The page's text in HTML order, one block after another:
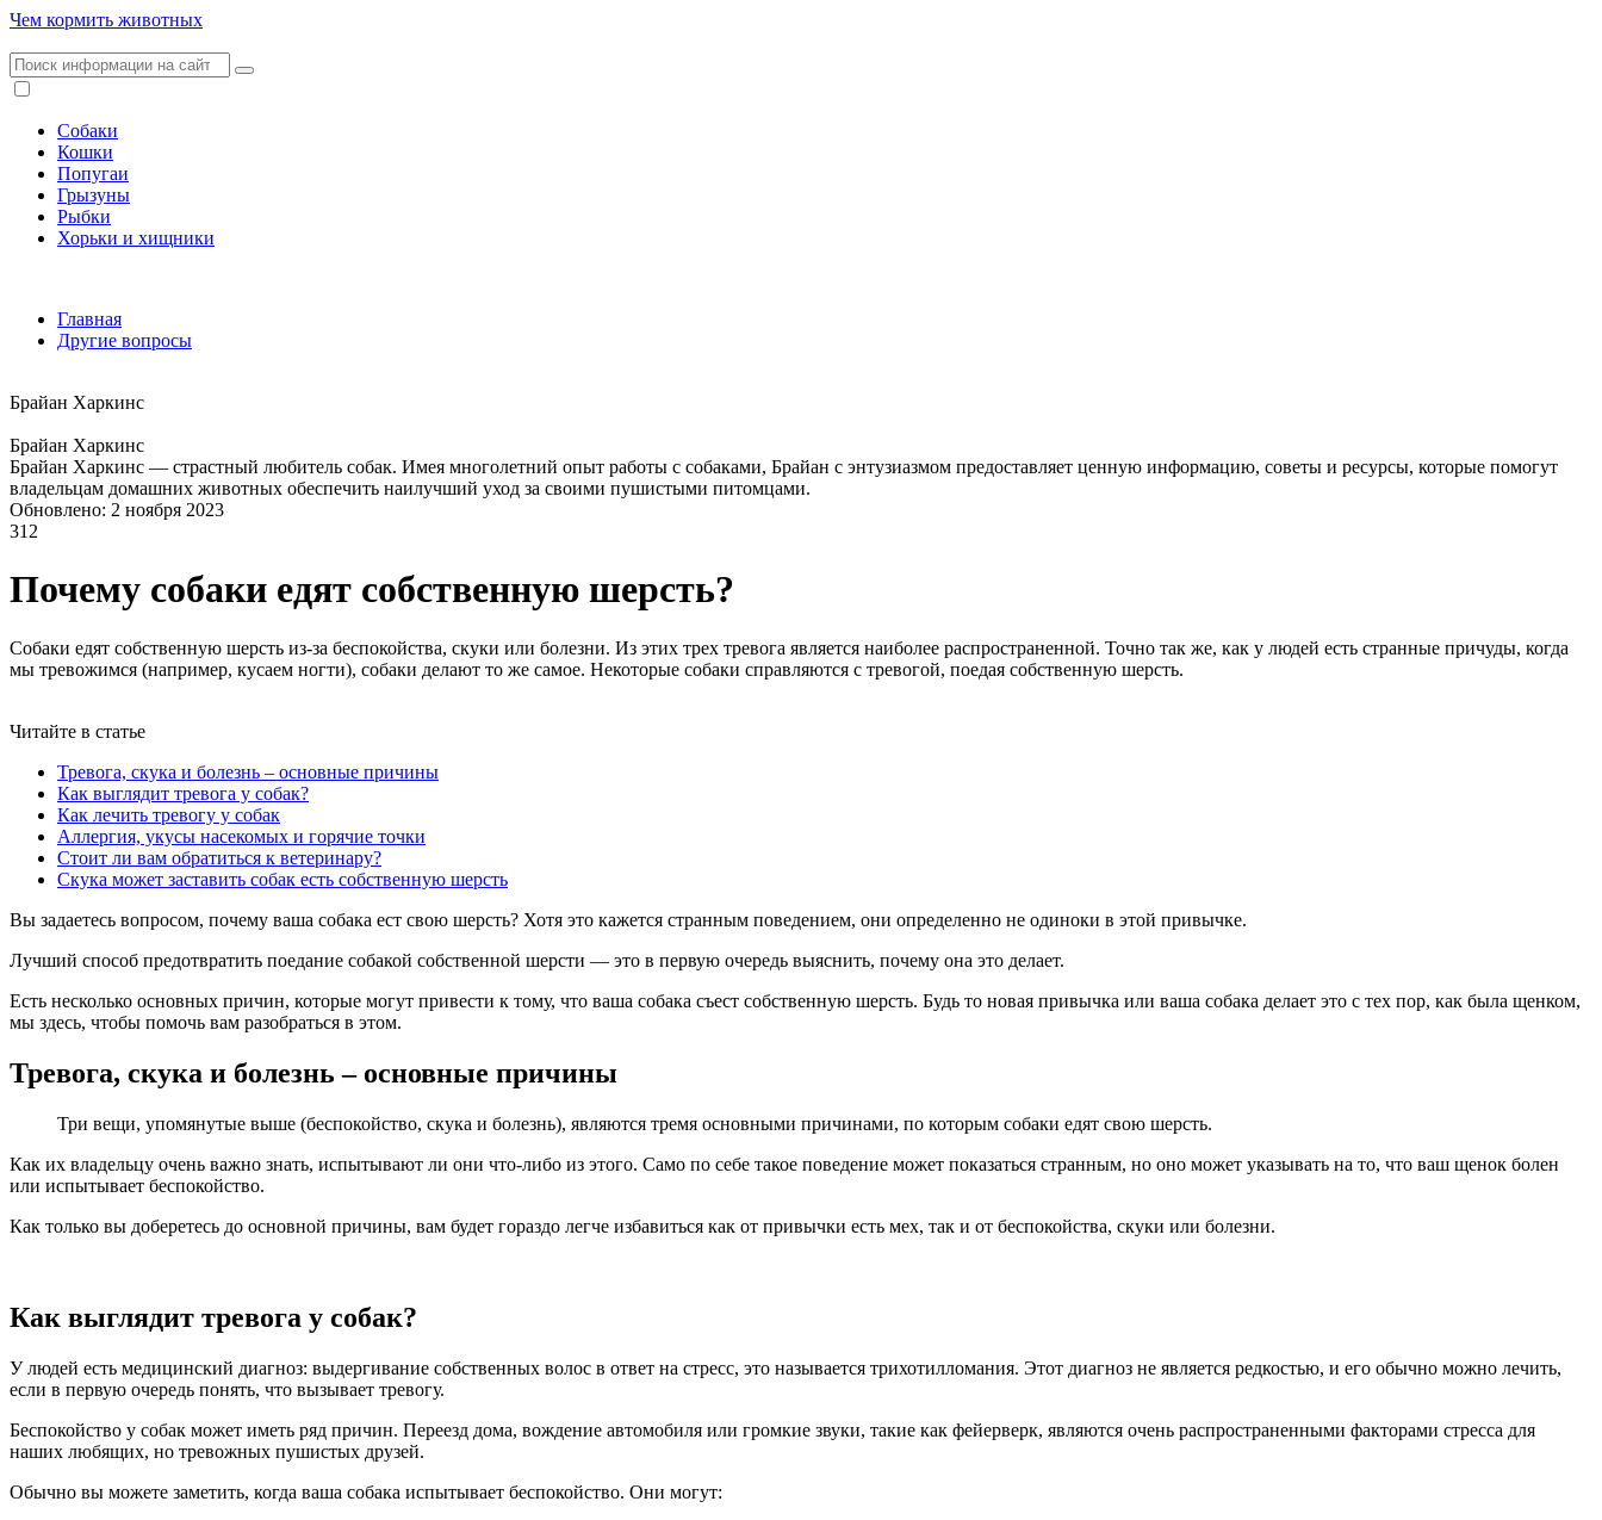
Чем кормить животных
Собаки
Кошки
Попугаи
Грызуны
Рыбки
Хорьки и хищники
Главная
Другие вопросы
Брайан Харкинс
Брайан Харкинс
Брайан Харкинс — страстный любитель собак. Имея многолетний опыт работы с собаками, Брайан с энтузиазмом предоставляет ценную информацию, советы и ресурсы, которые помогут
владельцам домашних животных обеспечить наилучший уход за своими пушистыми питомцами.
Обновлено: 2 ноября 2023
312
Почему собаки едят собственную шерсть?
Собаки едят собственную шерсть из-за беспокойства, скуки или болезни. Из этих трех тревога является наиболее распространенной. Точно так же, как у людей есть странные причуды, когда
мы тревожимся (например, кусаем ногти), собаки делают то же самое. Некоторые собаки справляются с тревогой, поедая собственную шерсть.
Читайте в статье
Тревога, скука и болезнь – основные причины
Как выглядит тревога у собак?
Как лечить тревогу у собак
Аллергия, укусы насекомых и горячие точки
Стоит ли вам обратиться к ветеринару?
Скука может заставить собак есть собственную шерсть
Вы задаетесь вопросом, почему ваша собака ест свою шерсть? Хотя это кажется странным поведением, они определенно не одиноки в этой привычке.
Лучший способ предотвратить поедание собакой собственной шерсти — это в первую очередь выяснить, почему она это делает.
Есть несколько основных причин, которые могут привести к тому, что ваша собака съест собственную шерсть. Будь то новая привычка или ваша собака делает это с тех пор, как была щенком,
мы здесь, чтобы помочь вам разобраться в этом.
Тревога, скука и болезнь – основные причины
Три вещи, упомянутые выше (беспокойство, скука и болезнь), являются тремя основными причинами, по которым собаки едят свою шерсть.
Как их владельцу очень важно знать, испытывают ли они что-либо из этого. Само по себе такое поведение может показаться странным, но оно может указывать на то, что ваш щенок болен
или испытывает беспокойство.
Как только вы доберетесь до основной причины, вам будет гораздо легче избавиться как от привычки есть мех, так и от беспокойства, скуки или болезни.
Как выглядит тревога у собак?
У людей есть медицинский диагноз: выдергивание собственных волос в ответ на стресс, это называется трихотилломания. Этот диагноз не является редкостью, и его обычно можно лечить,
если в первую очередь понять, что вызывает тревогу.
Беспокойство у собак может иметь ряд причин. Переезд дома, вождение автомобиля или громкие звуки, такие как фейерверк, являются очень распространенными факторами стресса для
наших любящих, но тревожных пушистых друзей.
Обычно вы можете заметить, когда ваша собака испытывает беспокойство. Они могут: